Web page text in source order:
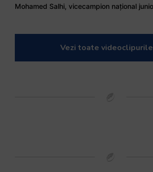
Vezi toate videoclipurile